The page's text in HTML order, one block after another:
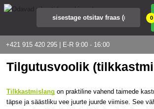
+421 915 420 295 | E-R 9:00 - 16:00
0
Tilgutusvoolik
Tilkkastmislang on praktiline vahend taimede
täpse ja säästliku vee juurte juurde viimise. See